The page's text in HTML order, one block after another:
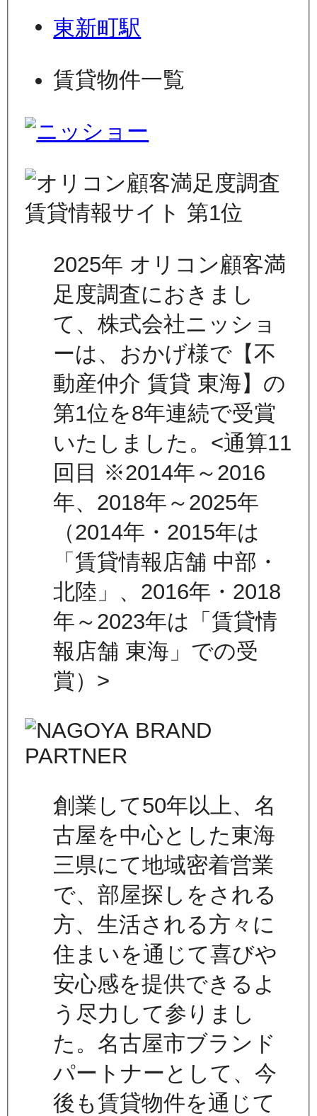
東新町駅
賃貸物件一覧
2025年 オリコン顧客満
足度調査におきまし
て、株式会社ニッショ
ーは、おかげ様で【不
動産仲介 賃貸 東海】の
第1位を8年連続で受賞
いたしました。<通算11
回目 ※2014年～2016
年、2018年～2025年
（2014年・2015年は
「賃貸情報店舗 中部・
北陸」、2016年・2018
年～2023年は「賃貸情
報店舗 東海」での受
賞）>
創業して50年以上、名
古屋を中心とした東海
三県にて地域密着営業
で、部屋探しをされる
方、生活される方々に
住まいを通じて喜びや
安心感を提供できるよ
う尽力して参りまし
た。名古屋市ブランド
パートナーとして、今
後も賃貸物件を通じて